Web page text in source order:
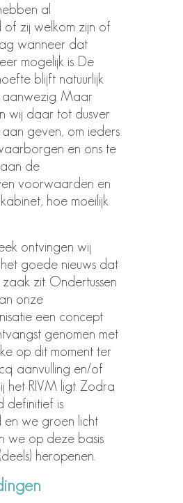
al
zij welkom zijn of
wanneer dat
mogelijk is. De
blijft natuurlijk
Maar
wij daar tot dusver
geven, om ieders
en ons te
de
voorwaarden en
hoe moeilijk
ontvingen wij
goede nieuws dat
zit. Ondertussen
onze
een concept
genomen met
op dit moment ter
aanvulling en/of
het RIVM ligt. Zodra
definitief is
we groen licht
we op deze basis
heropenen.